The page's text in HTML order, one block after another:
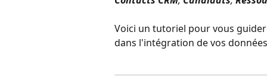
Voici un tutoriel pour vous
dans l'intégration de vos